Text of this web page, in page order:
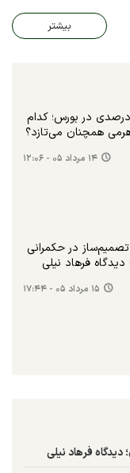
بیشتر
رالی ۳۰۰ درصدی در بورس؛ کدام
همچنان می‌تازد؟
۱۴ مرداد ۰۵ - ۱۲:۰۶
در حکمرانی
فرهاد نیلی
۱۵ مرداد ۰۵ - ۱۷:۴۴
فرهاد نیلی